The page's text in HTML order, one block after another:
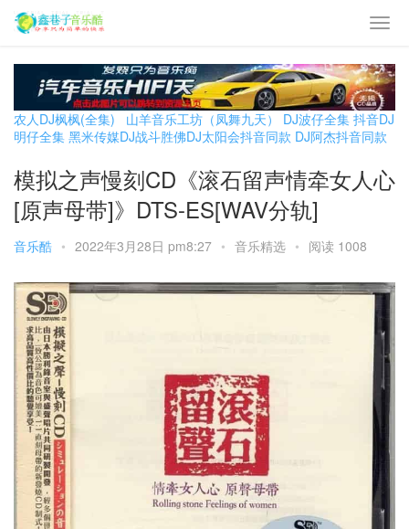
农人DJ枫枫(全集) 山羊音乐工坊（凤舞九天） DJ波仔全集 抖音DJ
明仔全集 黑米传媒DJ战斗胜佛DJ太阳会抖音同款 DJ阿杰抖音同款
模拟之声慢刻CD《滚石留声情牵女人心
[原声母带]》DTS-ES[WAV分轨]
音乐酷 • 2022年3月28日 pm8:27 • 音乐精选 • 阅读 1008